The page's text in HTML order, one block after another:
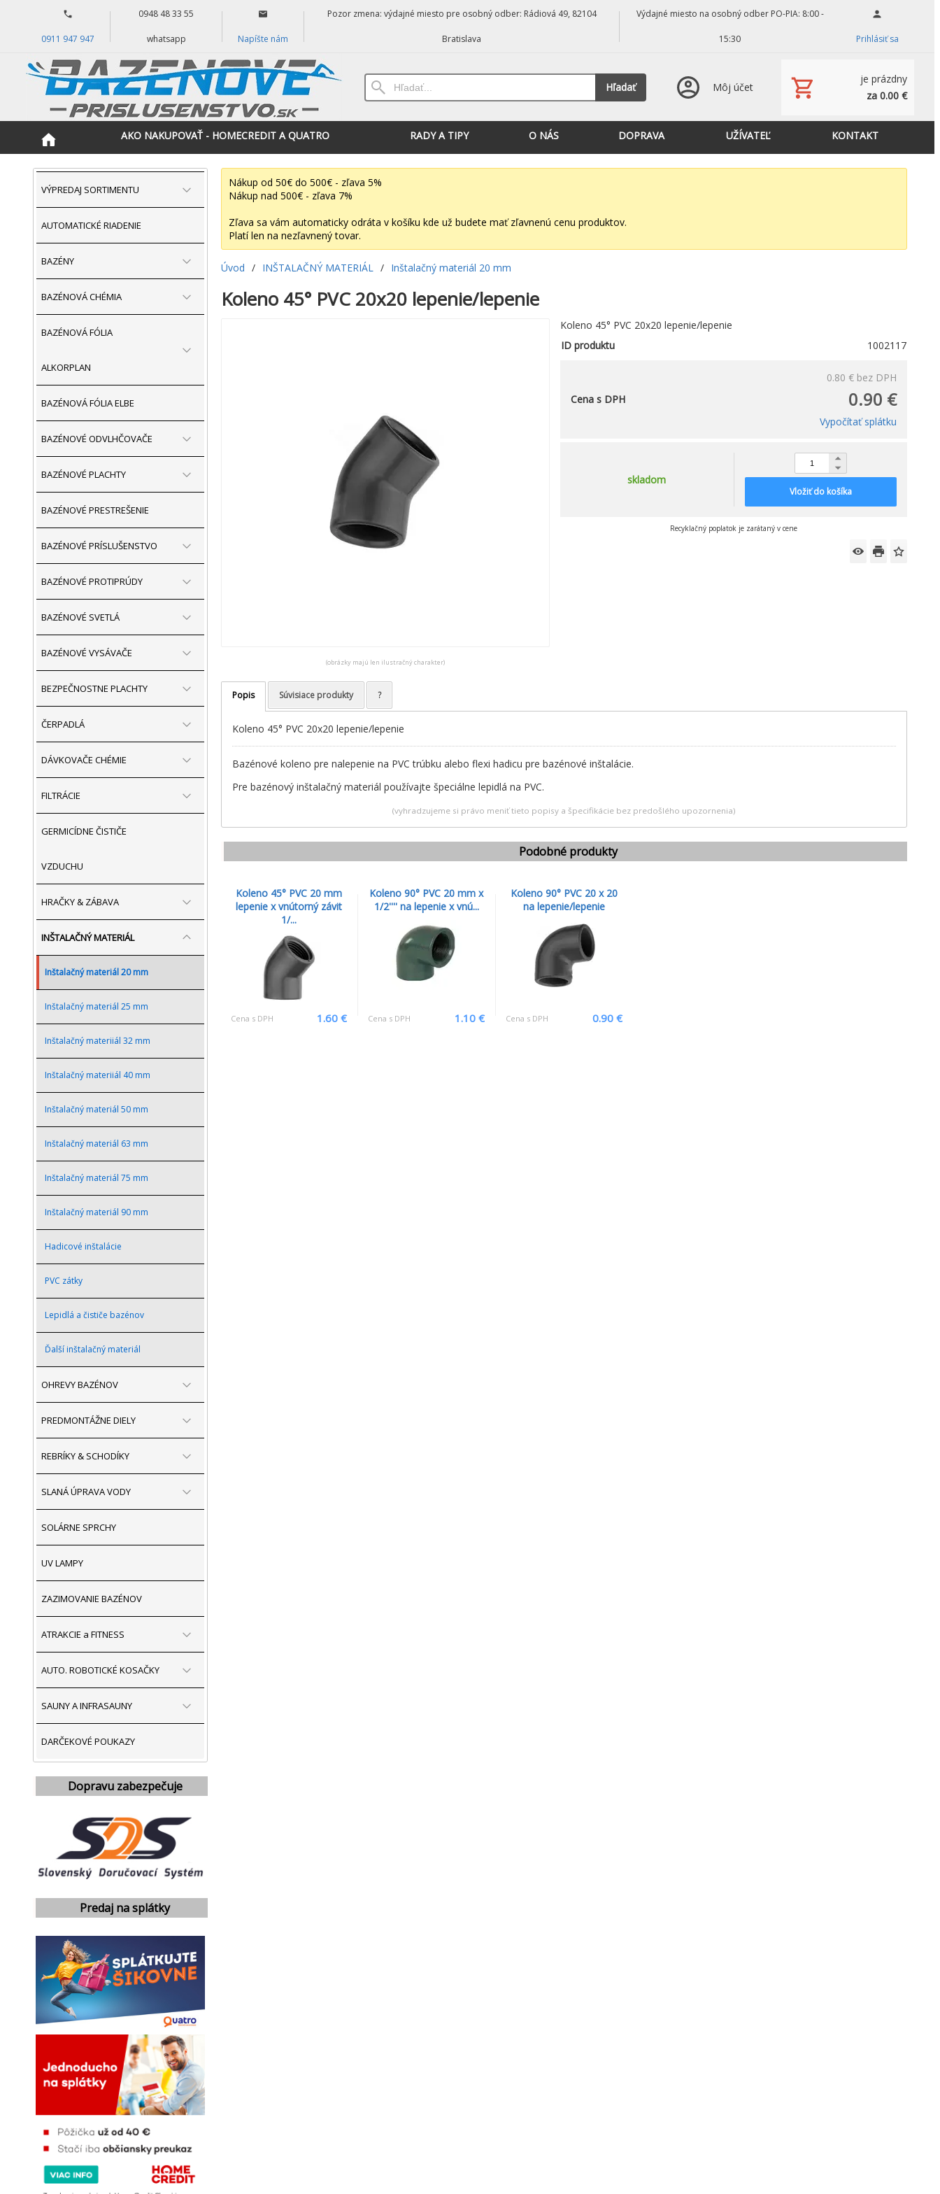
0911 947 947
0948 48 33 55
whatsapp Napíšte nám
Pozor zmena: výdajné miesto pre osobný odber: Rádiová 49, 82104
Bratislava
Výdajné miesto na osobný odber PO-PIA: 8:00 -
15:30 Prihlásiť sa
Hľadať Môj účet
je prázdny
za 0.00 €
AKO NAKUPOVAŤ - HOMECREDIT A QUATRO RADY A TIPY O NÁS DOPRAVA UŽÍVATEĽ KONTAKT
VÝPREDAJ SORTIMENTU
AUTOMATICKÉ RIADENIE
BAZÉNY
BAZÉNOVÁ CHÉMIA
BAZÉNOVÁ FÓLIA
ALKORPLAN
BAZÉNOVÁ FÓLIA ELBE
BAZÉNOVÉ ODVLHČOVAČE
BAZÉNOVÉ PLACHTY
BAZÉNOVÉ PRESTREŠENIE
BAZÉNOVÉ PRÍSLUŠENSTVO
BAZÉNOVÉ PROTIPRÚDY
BAZÉNOVÉ SVETLÁ
BAZÉNOVÉ VYSÁVAČE
BEZPEČNOSTNE PLACHTY
ČERPADLÁ
DÁVKOVAČE CHÉMIE
FILTRÁCIE
GERMICÍDNE ČISTIČE
VZDUCHU
HRAČKY & ZÁBAVA
INŠTALAČNÝ MATERIÁL
Inštalačný materiál 20 mm
Inštalačný materiál 25 mm
Inštalačný materiiál 32 mm
Inštalačný materiiál 40 mm
Inštalačný materiál 50 mm
Inštalačný materiál 63 mm
Inštalačný materiál 75 mm
Inštalačný materiál 90 mm
Hadicové inštalácie
PVC zátky
Lepidlá a čističe bazénov
Ďalší inštalačný materiál
OHREVY BAZÉNOV
PREDMONTÁŽNE DIELY
REBRÍKY & SCHODÍKY
SLANÁ ÚPRAVA VODY
SOLÁRNE SPRCHY
UV LAMPY
ZAZIMOVANIE BAZÉNOV
ATRAKCIE a FITNESS
AUTO. ROBOTICKÉ KOSAČKY
SAUNY A INFRASAUNY
DARČEKOVÉ POUKAZY
Dopravu zabezpečuje
Predaj na splátky
Nákup od 50€ do 500€ - zľava 5%
Nákup nad 500€ - zľava 7%
Zľava sa vám automaticky odráta v košíku kde už budete mať zľavnenú cenu produktov.
Platí len na nezľavnený tovar.
Úvod / INŠTALAČNÝ MATERIÁL / Inštalačný materiál 20 mm
Koleno 45° PVC 20x20 lepenie/lepenie
(obrázky majú len ilustračný charakter)
Koleno 45° PVC 20x20 lepenie/lepenie
ID produktu
1002117
0.80 € bez DPH
0.90 €
Cena s DPH
Vypočítať splátku
skladom
Vložiť do košíka
Recyklačný poplatok je zarátaný v cene
Popis Súvisiace produkty ?
Koleno 45° PVC 20x20 lepenie/lepenie
Bazénové koleno pre nalepenie na PVC trúbku alebo flexi hadicu pre bazénové inštalácie.
Pre bazénový inštalačný materiál používajte špeciálne lepidlá na PVC.
(vyhradzujeme si právo meniť tieto popisy a špecifikácie bez predošlého upozornenia)
Podobné produkty
Koleno 45° PVC 20 mm
lepenie x vnútorný závit
1/...
Cena s DPH 1.60 €
Koleno 90° PVC 20 mm x
1/2'''' na lepenie x vnú...
Cena s DPH 1.10 €
Koleno 90° PVC 20 x 20
na lepenie/lepenie
Cena s DPH 0.90 €